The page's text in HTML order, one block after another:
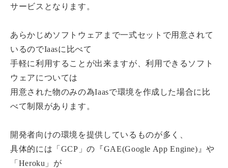
サービスとなります。
あらかじめソフトウェアまで一式セットで用意されて
いるのでIaasに比べて
手軽に利用することが出来ますが、利用できるソフト
ウェアについては
用意された物のみの為Iaasで環境を作成した場合に比
べて制限があります。
開発者向けの環境を提供しているものが多く、
具体的には「GCP」の『GAE(Google App Engine)』や
「Heroku」が